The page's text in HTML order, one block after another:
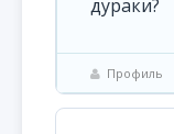
дураки?
Профиль